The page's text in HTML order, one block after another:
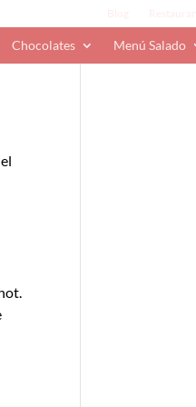
Chocolates Menú Salado